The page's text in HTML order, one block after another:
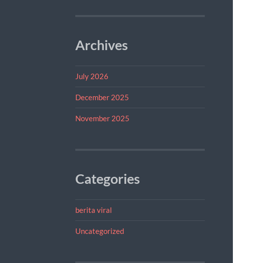
Archives
July 2026
December 2025
November 2025
Categories
berita viral
Uncategorized